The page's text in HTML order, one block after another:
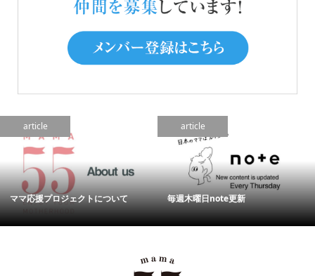
article
ママ応援プロジェクトについて
article
毎週木曜日note更新